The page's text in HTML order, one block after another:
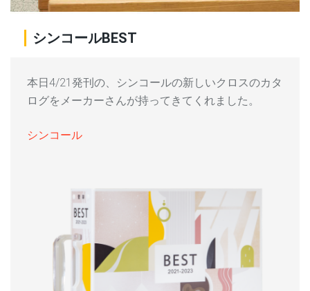
シンコールBEST
本日4/21発刊の、シンコールの新しいクロスのカタ
ログをメーカーさんが持ってきてくれました。
シンコール